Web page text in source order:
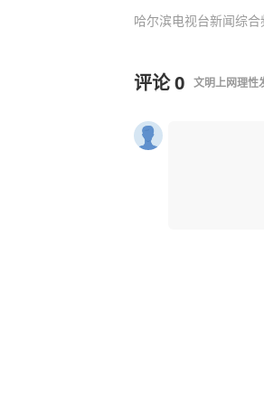
哈尔滨电视台新闻综合
评论0 文明上网理性